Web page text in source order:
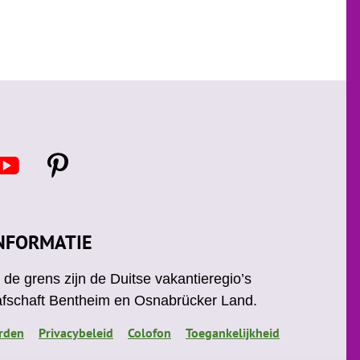
P
e
e
s
grens zijn de Duitse vakantieregio’s
Bentheim en Osnabrücker Land.
Privacybeleid Colofon Toegankelijkheid